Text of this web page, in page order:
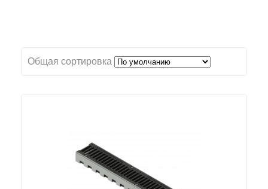
Общая сортировка